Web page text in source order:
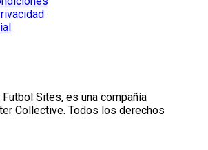
Sites, es una compañía
Collective. Todos los derechos